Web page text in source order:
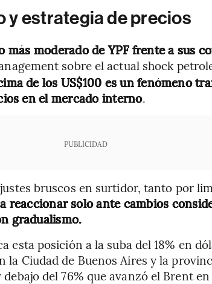
y estrategia de precios
más moderado de YPF frente a sus
sobre el actual shock
de los US$100 es un fenómeno
en el mercado interno.
PUBLICIDAD
bruscos en surtidor, tanto por
reaccionar solo ante cambios
gradualismo.
esta posición a la suba del 18% en
la Ciudad de Buenos Aires y la
del 76% que avanzó el Brent